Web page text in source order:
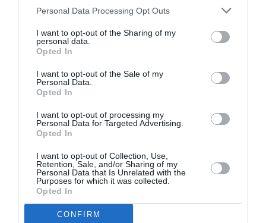
Personal Data Processing Opt Outs
I want to opt-out of the Sharing of my
personal data.
Opted In
I want to opt-out of the Sale of my
Personal Data.
Opted In
I want to opt-out of processing my
Personal Data for Targeted Advertising.
Opted In
I want to opt-out of Collection, Use,
Retention, Sale, and/or Sharing of my
Personal Data that Is Unrelated with the
Purposes for which it was collected.
Opted In
CONFIRM
Newsletter
Κάθε βδομάδα στο e-mail σας τα τελευταία νέα για
την Τέχνη και τον Πολιτισμό!
Ακολουθήστε το Culturenow.gr